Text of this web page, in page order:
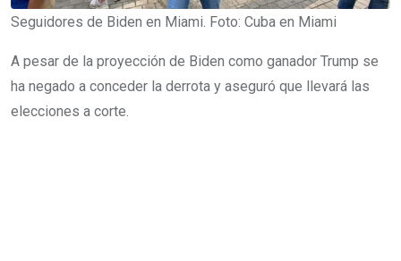
Seguidores de Biden en Miami. Foto: Cuba en Miami
A pesar de la proyección de Biden como ganador Trump se
ha negado a conceder la derrota y aseguró que llevará las
elecciones a corte.